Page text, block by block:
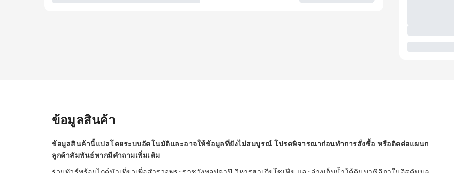
ข้อมูลสินค้า
ข้อมูลสินค้านี้แปลโดยระบบอัตโนมัติและอาจให้ข้อมูลที่ยังไม่สมบูรณ์ โปรดพิจารณาก่อนทำการสั่งซื้อ หรือติดต่อแผนก
ลูกค้าสัมพันธ์หากมีคำถามเพิ่มเติม